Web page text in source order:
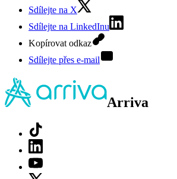
Sdílejte na X
Sdílejte na LinkedInu
Kopírovat odkaz
Sdílejte přes e-mail
Arriva